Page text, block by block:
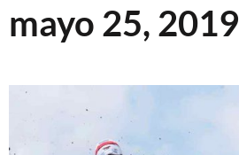
mayo 25, 2019